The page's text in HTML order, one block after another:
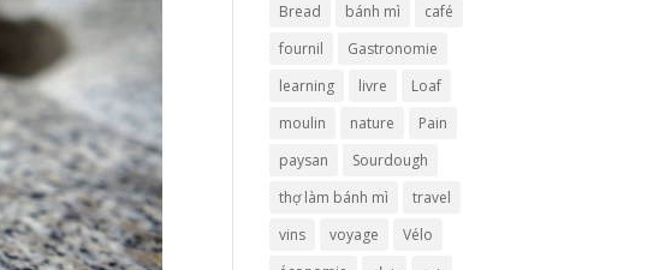
Bread
bánh mì
café
fournil
Gastronomie
learning
livre
Loaf
moulin
nature
Pain
paysan
Sourdough
thợ làm bánh mì
travel
vins
voyage
Vélo